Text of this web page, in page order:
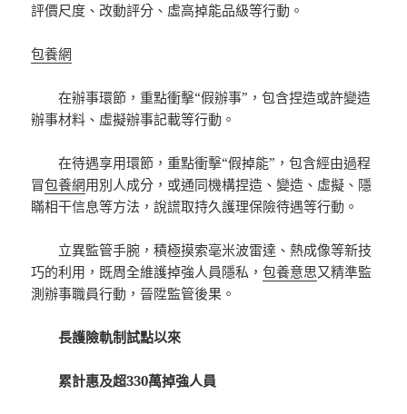
評價尺度、改動評分、虛高掉能品級等行動。
包養網
在辦事環節，重點衝擊“假辦事”，包含捏造或許變造
辦事材料、虛擬辦事記載等行動。
在待遇享用環節，重點衝擊“假掉能”，包含經由過程
冒包養網用別人成分，或通同機構捏造、變造、虛擬、隱
瞞相干信息等方法，說謊取持久護理保險待遇等行動。
立異監管手腕，積極摸索毫米波雷達、熱成像等新技
巧的利用，既周全維護掉強人員隱私，包養意思又精準監
測辦事職員行動，晉陞監管後果。
長護險軌制試點以來
累計惠及超330萬掉強人員